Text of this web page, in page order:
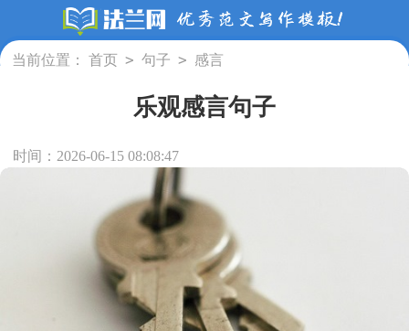
当前位置： 首页 > 句子 > 感言
乐观感言句子
时间：2026-06-15 08:08:47